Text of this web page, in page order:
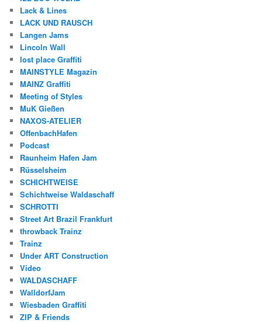
Lack & Lines
LACK UND RAUSCH
Langen Jams
Lincoln Wall
lost place Graffiti
MAINSTYLE Magazin
MAINZ Graffiti
Meeting of Styles
MuK Gießen
NAXOS-ATELIER
OffenbachHafen
Podcast
Raunheim Hafen Jam
Rüsselsheim
SCHICHTWEISE
Schichtweise Waldaschaff
SCHROTTI
Street Art Brazil Frankfurt
throwback Trainz
Trainz
Under ART Construction
Video
WALDASCHAFF
WalldorfJam
Wiesbaden Graffiti
ZIP & Friends